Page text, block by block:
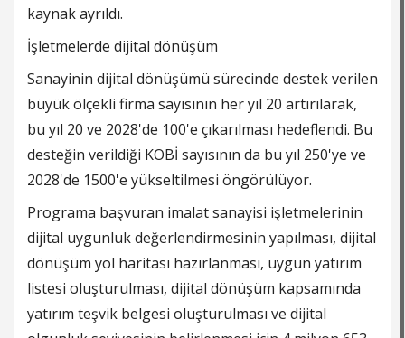
kaynak ayrıldı.
İşletmelerde dijital dönüşüm
Sanayinin dijital dönüşümü sürecinde destek verilen
büyük ölçekli firma sayısının her yıl 20 artırılarak,
bu yıl 20 ve 2028'de 100'e çıkarılması hedeflendi. Bu
desteğin verildiği KOBİ sayısının da bu yıl 250'ye ve
2028'de 1500'e yükseltilmesi öngörülüyor.
Programa başvuran imalat sanayisi işletmelerinin
dijital uygunluk değerlendirmesinin yapılması, dijital
dönüşüm yol haritası hazırlanması, uygun yatırım
listesi oluşturulması, dijital dönüşüm kapsamında
yatırım teşvik belgesi oluşturulması ve dijital